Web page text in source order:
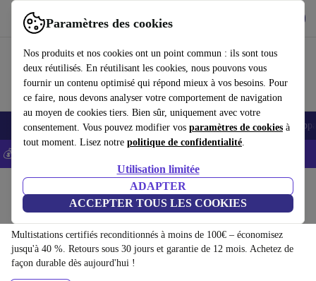
Paramètres des cookies
Nos produits et nos cookies ont un point commun : ils sont tous
deux réutilisés. En réutilisant les cookies, nous pouvons vous
fournir un contenu optimisé qui répond mieux à vos besoins. Pour
ce faire, nous devons analyser votre comportement de navigation
au moyen de cookies tiers. Bien sûr, uniquement avec votre
consentement. Vous pouvez modifier vos paramètres de cookies à
tout moment. Lisez notre politique de confidentialité.
Utilisation limitée
ADAPTER
ACCEPTER TOUS LES COOKIES
Utilisez refurbed rapidement et facilement
Appareils Ménage Cuisine Vélos électriques Yoga Vélos
💰-5% EXTRA sur les iPhones – Code: IPHONEDEAL -
Appareils de fitness Musculation
Multistations:
Multistations certifiés reconditionnés à moins de 100€ – économisez
jusqu'à 40 %. Retours sous 30 jours et garantie de 12 mois. Achetez de
façon durable dès aujourd'hui !